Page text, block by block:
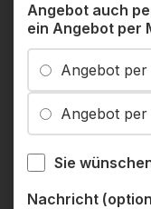
Angebot auch
ein Angebot per
Angebot per
Angebot
Sie
Nachricht